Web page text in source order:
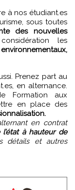
sous toutes
des nouvelles
les
en alternance.
Formation aux
en place des
en contrat
l’état à hauteur de
détails et autres